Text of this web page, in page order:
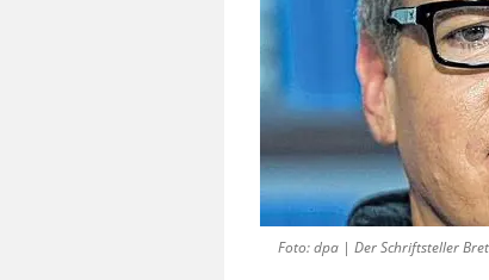
Foto: dpa | Der Schriftsteller Bret